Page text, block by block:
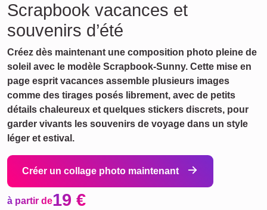
Scrapbook vacances et
souvenirs d’été
Créez dès maintenant une composition photo pleine de
soleil avec le modèle Scrapbook-Sunny. Cette mise en
page esprit vacances assemble plusieurs images
comme des tirages posés librement, avec de petits
détails chaleureux et quelques stickers discrets, pour
garder vivants les souvenirs de voyage dans un style
léger et estival.
Créer un collage photo maintenant
à partir de19 €